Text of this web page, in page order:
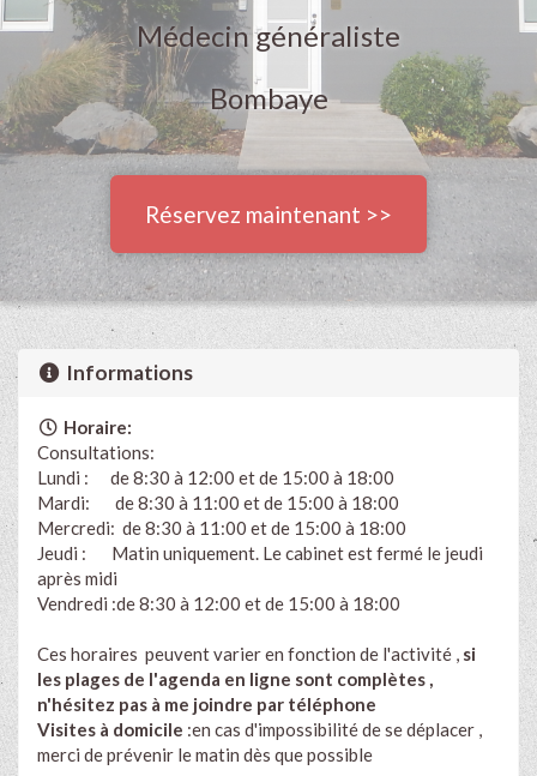
Médecin généraliste
Bombaye
Réservez maintenant >>
Informations
Horaire:
Consultations:
Lundi : de 8:30 à 12:00 et de 15:00 à 18:00
Mardi: de 8:30 à 11:00 et de 15:00 à 18:00
Mercredi: de 8:30 à 11:00 et de 15:00 à 18:00
Jeudi : Matin uniquement. Le cabinet est fermé le jeudi
après midi
Vendredi :de 8:30 à 12:00 et de 15:00 à 18:00
Ces horaires peuvent varier en fonction de l'activité , si
les plages de l'agenda en ligne sont complètes ,
n'hésitez pas à me joindre par téléphone
Visites à domicile :en cas d'impossibilité de se déplacer ,
merci de prévenir le matin dès que possible